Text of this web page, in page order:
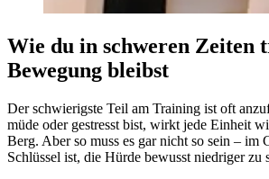
Wie du in schweren Zeiten
Bewegung bleibst
Der schwierigste Teil am Training ist oft
müde oder gestresst bist, wirkt jede Einheit
Berg. Aber so muss es gar nicht so sein – im
Schlüssel ist, die Hürde bewusst niedriger zu